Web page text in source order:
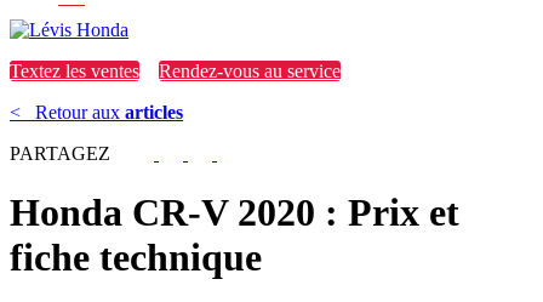
Textez les ventes
Rendez-vous au service
<
Retour aux articles
PARTAGEZ
Honda CR-V 2020 : Prix et
fiche technique